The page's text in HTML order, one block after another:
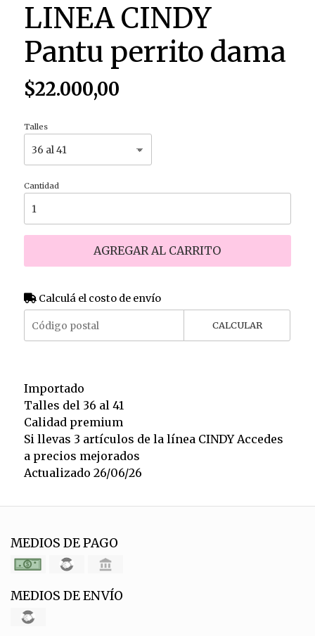
LINEA CINDY
Pantu perrito dama
$22.000,00
Talles
Cantidad
AGREGAR AL CARRITO
Calculá el costo de envío
CALCULAR
Importado
Talles del 36 al 41
Calidad premium
Si llevas 3 artículos de la línea CINDY Accedes
a precios mejorados
Actualizado 26/06/26
MEDIOS DE PAGO
MEDIOS DE ENVÍO